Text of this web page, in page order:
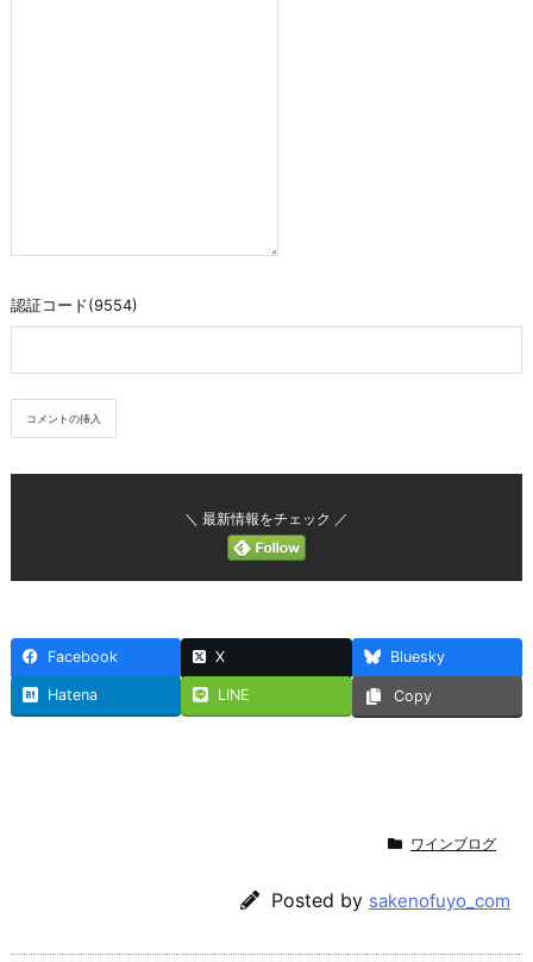
認証コード(9554)
＼ 最新情報をチェック ／
Facebook X Bluesky
Hatena LINE Copy
ワインブログ
Posted by sakenofuyo_com